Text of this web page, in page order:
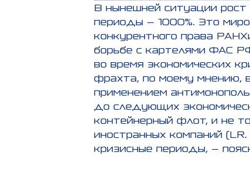
В нынешней ситуации
периоды – 1000%. Это
конкурентного права
борьбе с картелями ФАС
во время экономических
фрахта, по моему мнению,
применением
до следующих
контейнерный флот, и не
иностранных компаний
кризисные периоды, –